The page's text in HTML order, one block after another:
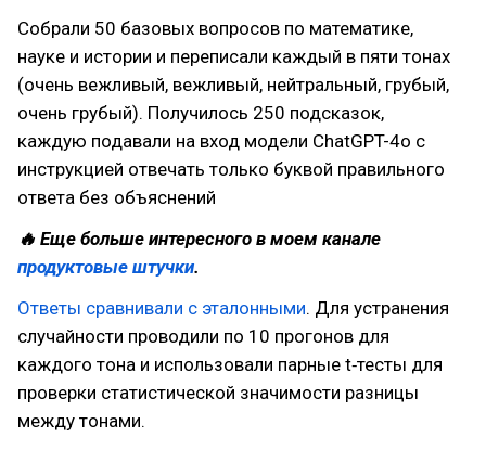
Собрали 50 базовых вопросов по математике,
науке и истории и переписали каждый в пяти тонах
(очень вежливый, вежливый, нейтральный, грубый,
очень грубый). Получилось 250 подсказок,
каждую подавали на вход модели ChatGPT-4o с
инструкцией отвечать только буквой правильного
ответа без объяснений
🔥 Еще больше интересного в моем канале
продуктовые штучки.
Ответы сравнивали с эталонными. Для устранения
случайности проводили по 10 прогонов для
каждого тона и использовали парные t‑тесты для
проверки статистической значимости разницы
между тонами.